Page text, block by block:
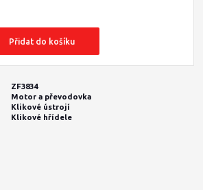
Přidat do košíku
ZF3834
Motor a převodovka
Klikové ústrojí
Klikové hřídele